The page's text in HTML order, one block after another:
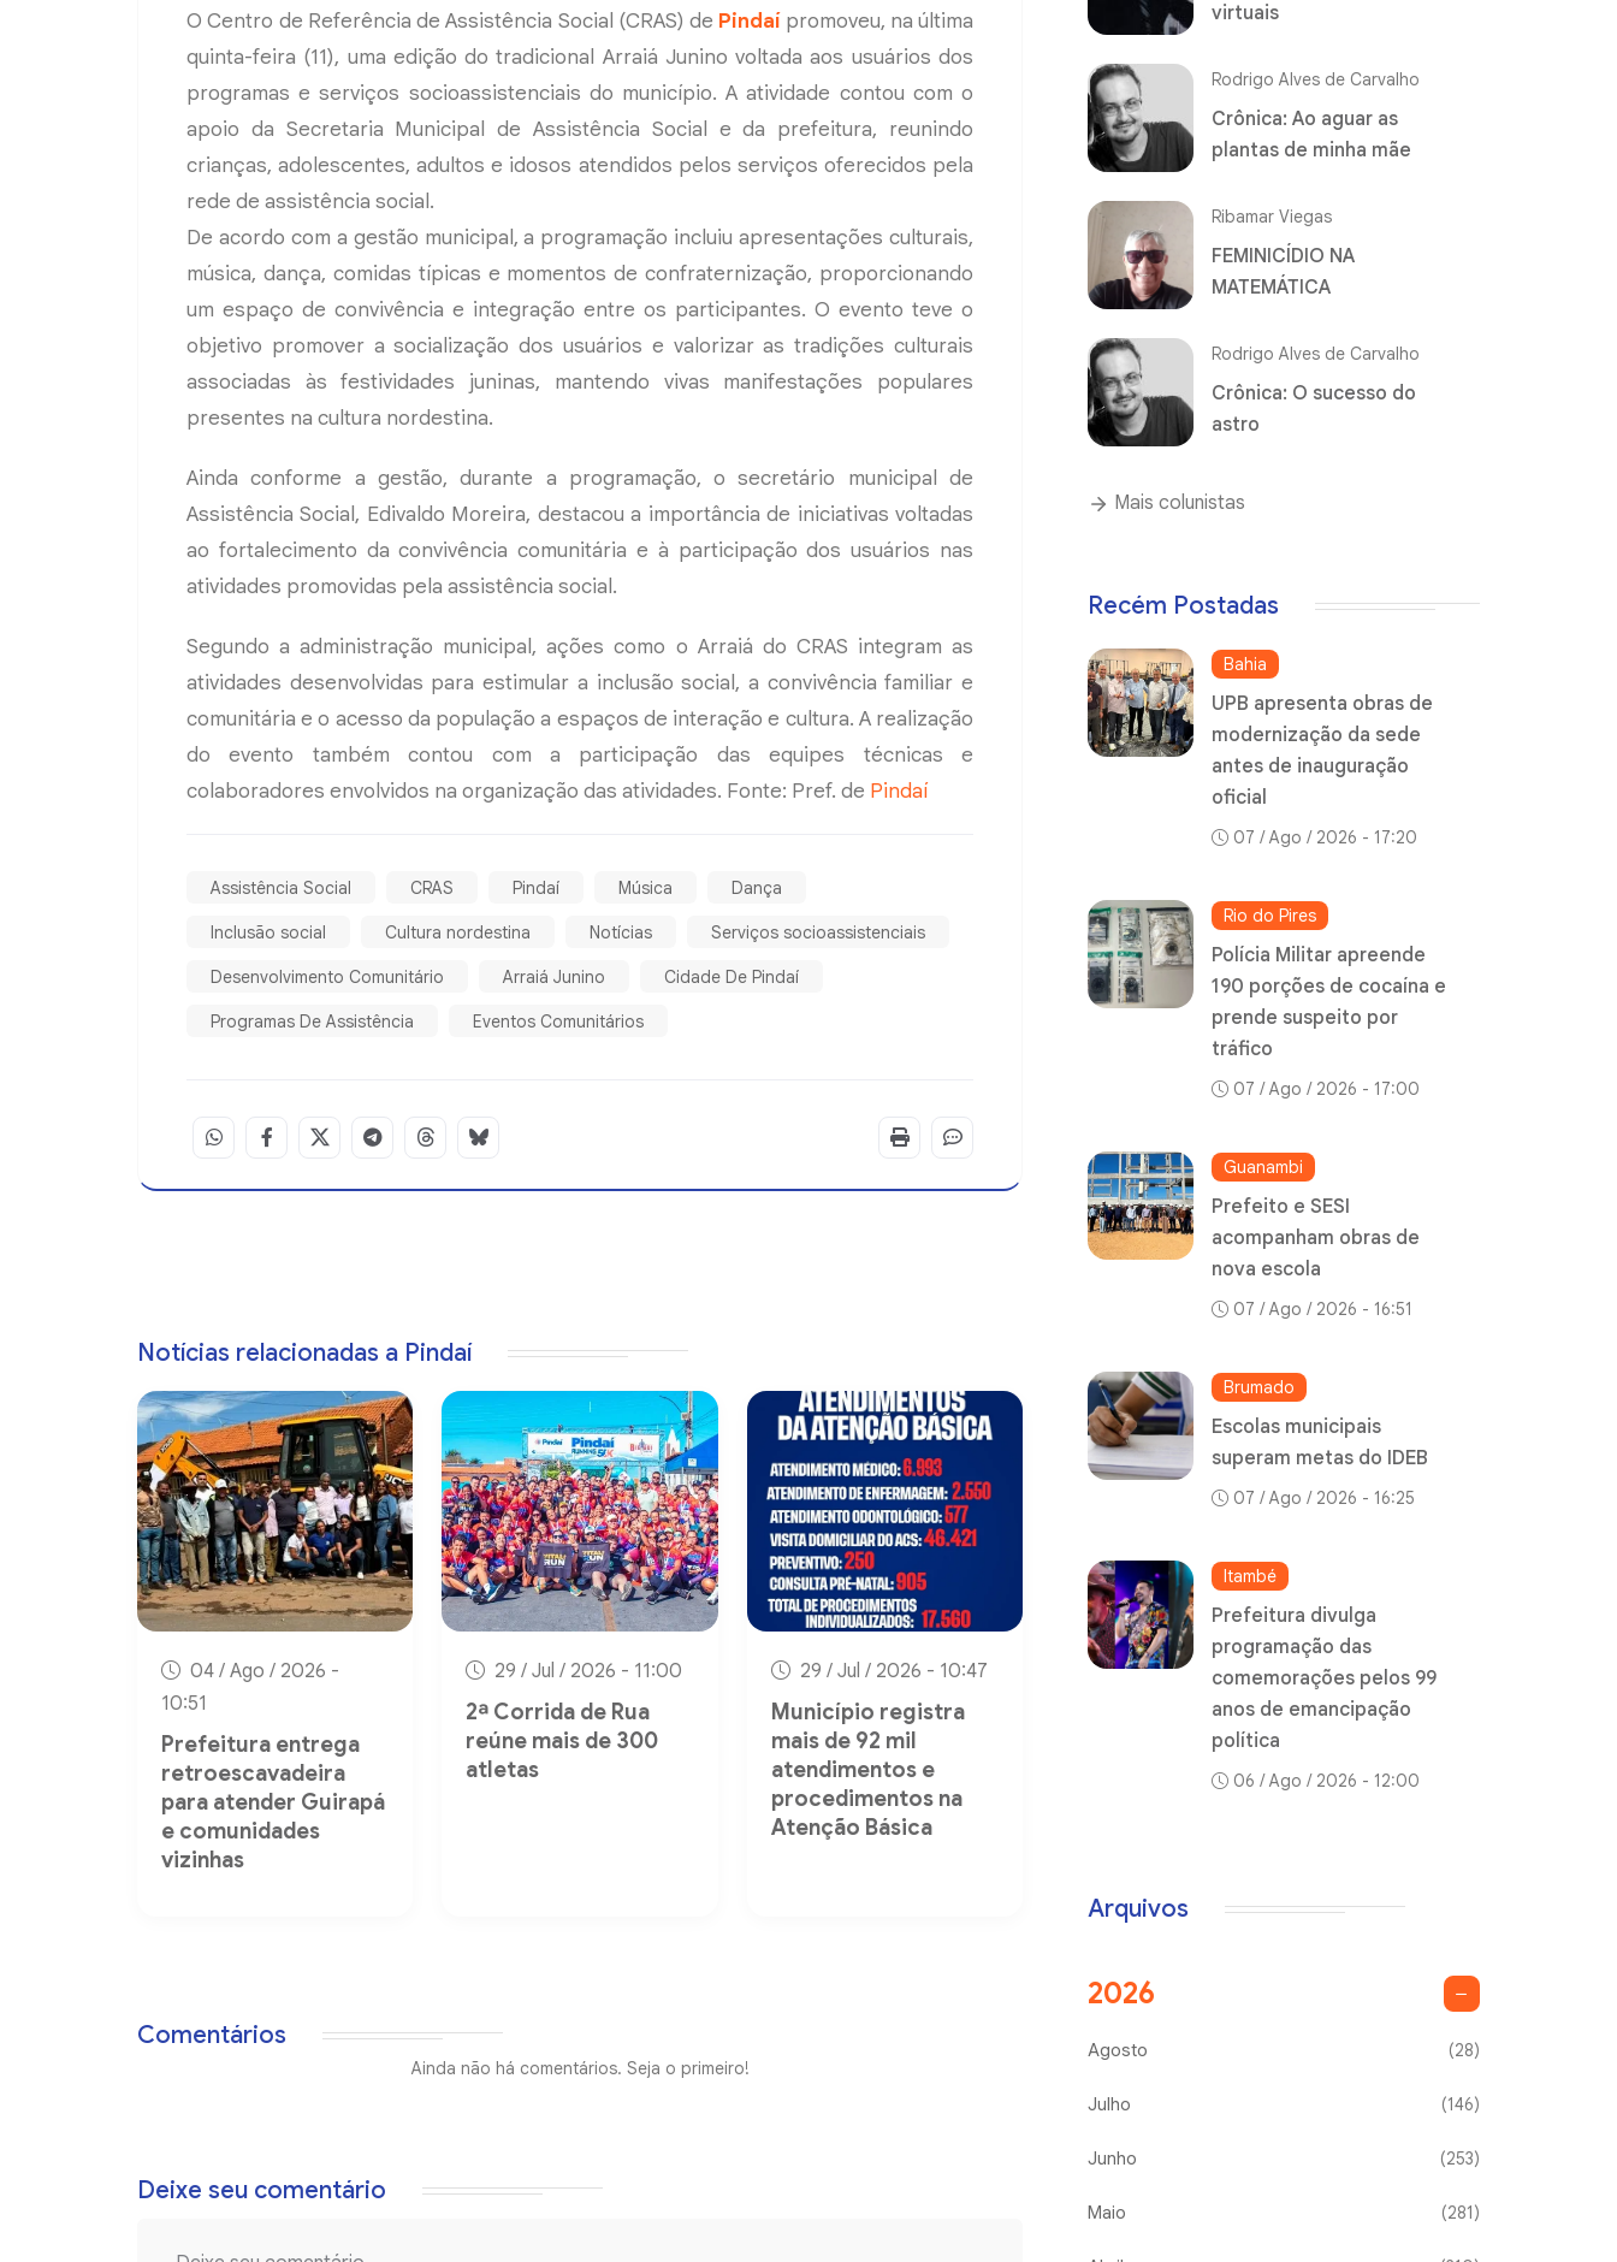
O Centro de Referência de Assistência Social (CRAS) de Pindaípromoveu, na última
quinta-feira (11), uma edição do tradicional Arraiá Junino voltada aos usuários dos
programas e serviços socioassistenciais do município. A atividade contou com o
apoio da Secretaria Municipal de Assistência Social e da prefeitura, reunindo
crianças, adolescentes, adultos e idosos atendidos pelos serviços oferecidos pela
rede de assistência social.
De acordo com a gestão municipal, a programação incluiu apresentações culturais,
música, dança, comidas típicas e momentos de confraternização, proporcionando
um espaço de convivência e integração entre os participantes. O evento teve o
objetivo promover a socialização dos usuários e valorizar as tradições culturais
associadas às festividades juninas, mantendo vivas manifestações populares
presentes na cultura nordestina.
Ainda conforme a gestão, durante a programação, o secretário municipal de
Assistência Social, Edivaldo Moreira, destacou a importância de iniciativas voltadas
ao fortalecimento da convivência comunitária e à participação dos usuários nas
atividades promovidas pela assistência social.
Segundo a administração municipal, ações como o Arraiá do CRAS integram as
atividades desenvolvidas para estimular a inclusão social, a convivência familiar e
comunitária e o acesso da população a espaços de interação e cultura. A realização
do evento também contou com a participação das equipes técnicas e
colaboradores envolvidos na organização das atividades. Fonte: Pref. de Pindaí
Assistência Social CRAS Pindaí Música Dança
Inclusão social Cultura nordestina Notícias Serviços socioassistenciais
Desenvolvimento Comunitário Arraiá Junino Cidade De Pindaí
Programas De Assistência Eventos Comunitários
Notícias relacionadas a Pindaí
04 / Ago / 2026 -
10:51
Prefeitura entrega
retroescavadeira
para atender Guirapá
e comunidades
vizinhas
29 / Jul / 2026 - 11:00
2ª Corrida de Rua
reúne mais de 300
atletas
29 / Jul / 2026 - 10:47
Município registra
mais de 92 mil
atendimentos e
procedimentos na
Atenção Básica
Comentários
Ainda não há comentários. Seja o primeiro!
Deixe seu comentário
virtuais
Rodrigo Alves de Carvalho
Crônica: Ao aguar as
plantas de minha mãe
Ribamar Viegas
FEMINICÍDIO NA
MATEMÁTICA
Rodrigo Alves de Carvalho
Crônica: O sucesso do
astro
Mais colunistas
Recém Postadas
Bahia
UPB apresenta obras de
modernização da sede
antes de inauguração
oficial
07 / Ago / 2026 - 17:20
Rio do Pires
Polícia Militar apreende
190 porções de cocaína e
prende suspeito por
tráfico
07 / Ago / 2026 - 17:00
Guanambi
Prefeito e SESI
acompanham obras de
nova escola
07 / Ago / 2026 - 16:51
Brumado
Escolas municipais
superam metas do IDEB
07 / Ago / 2026 - 16:25
Itambé
Prefeitura divulga
programação das
comemorações pelos 99
anos de emancipação
política
06 / Ago / 2026 - 12:00
Arquivos
2026
Agosto (28)
Julho (146)
Junho (253)
Maio (281)